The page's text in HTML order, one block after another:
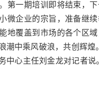
第一期培训即将结束，
微企业的宗旨， 准备继
地覆盖到市场的各个区域
潮中乘风破浪，共创辉煌
中心主任刘金龙对记者说